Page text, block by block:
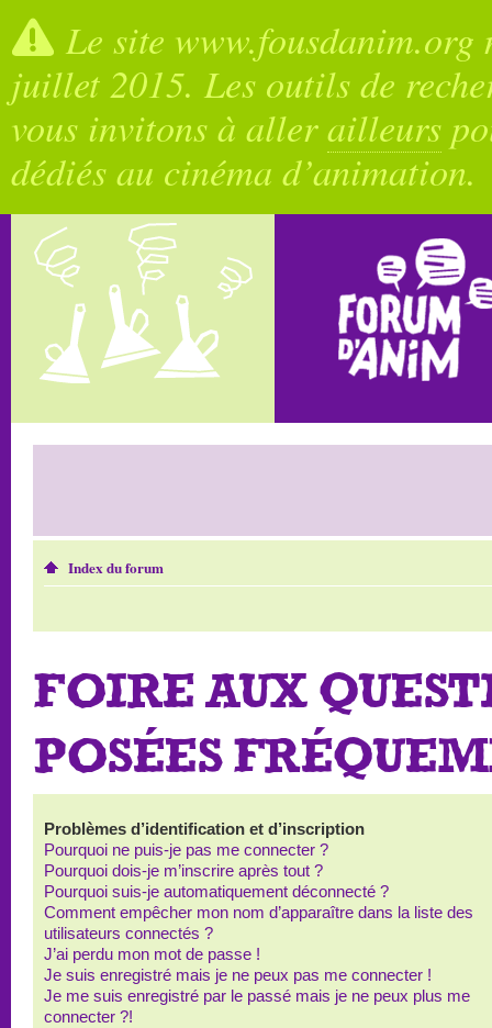
Le site
juillet 2015. Les outils de
vous invitons à allerailleurs
dédiés au cinéma d’animation.
Index du forum
FOIRE AUX
POSÉES
Problèmes d’identification et d’inscription
Pourquoi ne puis-je pas me connecter ?
Pourquoi dois-je m’inscrire après tout ?
Pourquoi suis-je automatiquement déconnecté ?
Comment empêcher mon nom d’apparaître dans la liste des
utilisateurs connectés ?
J’ai perdu mon mot de passe !
Je suis enregistré mais je ne peux pas me connecter !
Je me suis enregistré par le passé mais je ne peux plus me
connecter ?!